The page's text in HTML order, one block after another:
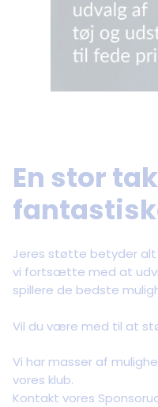
En stor
Jeres støtte betyder alt
vi fortsætte med at
spillere de bedste
Vil du være med til at
Vi har masser af
vores klub.
Kontakt vores